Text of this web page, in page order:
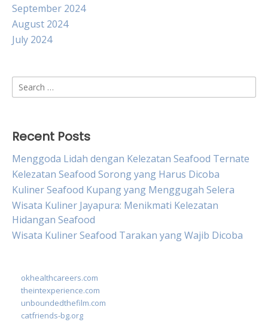
September 2024
August 2024
July 2024
Search
for:
Recent Posts
Menggoda Lidah dengan Kelezatan Seafood Ternate
Kelezatan Seafood Sorong yang Harus Dicoba
Kuliner Seafood Kupang yang Menggugah Selera
Wisata Kuliner Jayapura: Menikmati Kelezatan
Hidangan Seafood
Wisata Kuliner Seafood Tarakan yang Wajib Dicoba
okhealthcareers.com
theintexperience.com
unboundedthefilm.com
catfriends-bg.org